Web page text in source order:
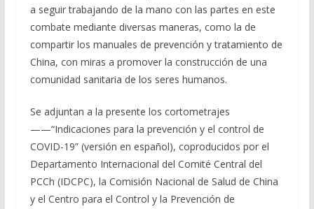
a seguir trabajando de la mano con las partes en este
combate mediante diversas maneras, como la de
compartir los manuales de prevención y tratamiento de
China, con miras a promover la construcción de una
comunidad sanitaria de los seres humanos.
Se adjuntan a la presente los cortometrajes
——“Indicaciones para la prevención y el control de
COVID-19” (versión en español), coproducidos por el
Departamento Internacional del Comité Central del
PCCh (IDCPC), la Comisión Nacional de Salud de China
y el Centro para el Control y la Prevención de